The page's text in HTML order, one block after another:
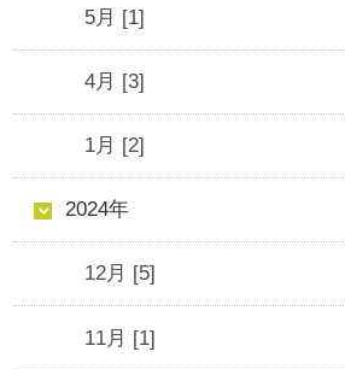
5月 [1]
4月 [3]
1月 [2]
2024年
12月 [5]
11月 [1]